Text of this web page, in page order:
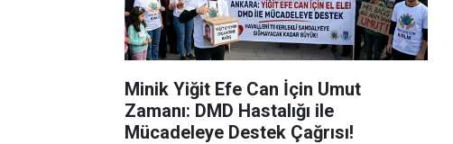
Minik Yiğit Efe Can İçin Umut
Zamanı: DMD Hastalığı ile
Mücadeleye Destek Çağrısı!